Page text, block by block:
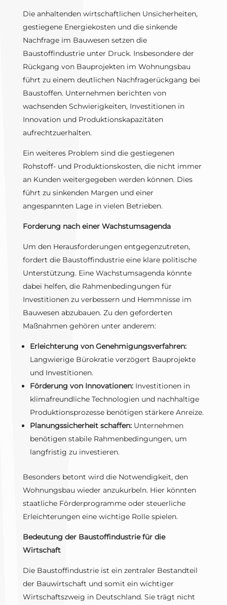
Die anhaltenden wirtschaftlichen Unsicherheiten,
gestiegene Energiekosten und die sinkende
Nachfrage im Bauwesen setzen die
Baustoffindustrie unter Druck. Insbesondere der
Rückgang von Bauprojekten im Wohnungsbau
führt zu einem deutlichen Nachfragerückgang bei
Baustoffen. Unternehmen berichten von
wachsenden Schwierigkeiten, Investitionen in
Innovation und Produktionskapazitäten
aufrechtzuerhalten.
Ein weiteres Problem sind die gestiegenen
Rohstoff- und Produktionskosten, die nicht immer
an Kunden weitergegeben werden können. Dies
führt zu sinkenden Margen und einer
angespannten Lage in vielen Betrieben.
Forderung nach einer Wachstumsagenda
Um den Herausforderungen entgegenzutreten,
fordert die Baustoffindustrie eine klare politische
Unterstützung. Eine Wachstumsagenda könnte
dabei helfen, die Rahmenbedingungen für
Investitionen zu verbessern und Hemmnisse im
Bauwesen abzubauen. Zu den geforderten
Maßnahmen gehören unter anderem:
Erleichterung von Genehmigungsverfahren:
Langwierige Bürokratie verzögert Bauprojekte
und Investitionen.
Förderung von Innovationen:Investitionen in
klimafreundliche Technologien und nachhaltige
Produktionsprozesse benötigen stärkere Anreize.
Planungssicherheit schaffen:Unternehmen
benötigen stabile Rahmenbedingungen, um
langfristig zu investieren.
Besonders betont wird die Notwendigkeit, den
Wohnungsbau wieder anzukurbeln. Hier könnten
staatliche Förderprogramme oder steuerliche
Erleichterungen eine wichtige Rolle spielen.
Bedeutung der Baustoffindustrie für die
Wirtschaft
Die Baustoffindustrie ist ein zentraler Bestandteil
der Bauwirtschaft und somit ein wichtiger
Wirtschaftszweig in Deutschland. Sie trägt nicht